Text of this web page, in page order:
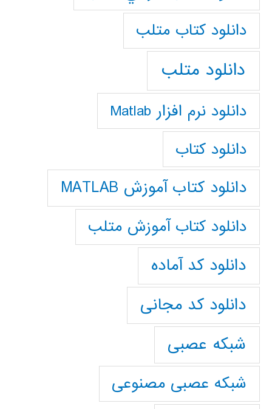
دانلود كتاب متلب
دانلود متلب
دانلود نرم افزار Matlab
دانلود کتاب
دانلود کتاب آموزش MATLAB
دانلود کتاب آموزش متلب
دانلود کد آماده
دانلود کد مجانی
شبکه عصبی
شبکه عصبی مصنوعی